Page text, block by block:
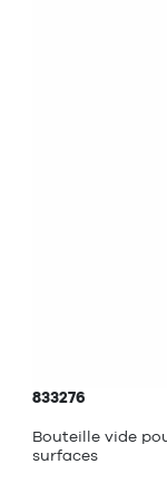
833276
Bouteille vide
surfaces